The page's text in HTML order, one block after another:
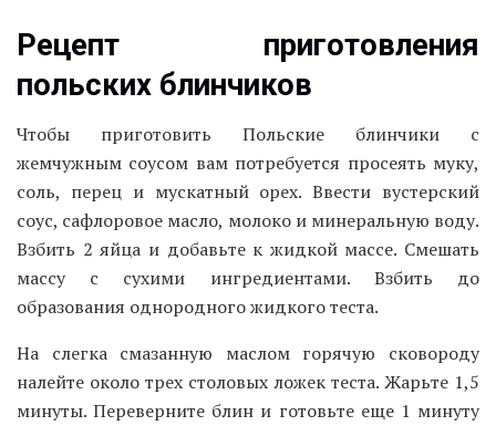
Рецепт приготовления
польских блинчиков
Чтобы приготовить Польские блинчики с
жемчужным соусом вам потребуется просеять муку,
соль, перец и мускатный орех. Ввести вустерский
соус, сафлоровое масло, молоко и минеральную воду.
Взбить 2 яйца и добавьте к жидкой массе. Смешать
массу с сухими ингредиентами. Взбить до
образования однородного жидкого теста.
На слегка смазанную маслом горячую сковороду
налейте около трех столовых ложек теста. Жарьте 1,5
минуты. Переверните блин и готовьте еще 1 минуту